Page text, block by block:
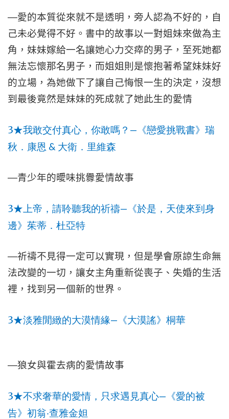
—愛的本質從來就不是透明，旁人認為不好的，自
己未必覺得不好。書中的故事以一對姐妹來做為主
角，妹妹嫁給一名讓她心力交瘁的男子，至死她都
無法忘懷那名男子，而姐姐則是懷抱著希望妹妹好
的立場，為她做下了讓自己悔恨一生的決定，沒想
到最後竟然是妹妹的死成就了她此生的愛情
3★我敢交付真心，你敢嗎？ — 《戀愛挑戰書》瑞
秋．康恩 & 大衛．里維森
—青少年的曖味挑釁愛情故事
3★ 上帝，請聆聽我的祈禱— 《於是，天使來到身
邊》茱蒂．杜亞特
—祈禱不見得一定可以實現，但是學會原諒生命無
法改變的一切，讓女主角重新從喪子、失婚的生活
裡，找到另一個新的世界。
3★淡雅閒緻的大漠情緣— 《大漠謠》桐華
—狼女與霍去病的愛情故事
3★不求奢華的愛情，只求遇見真心— 《愛的被
告》初翁‧查雅金妲